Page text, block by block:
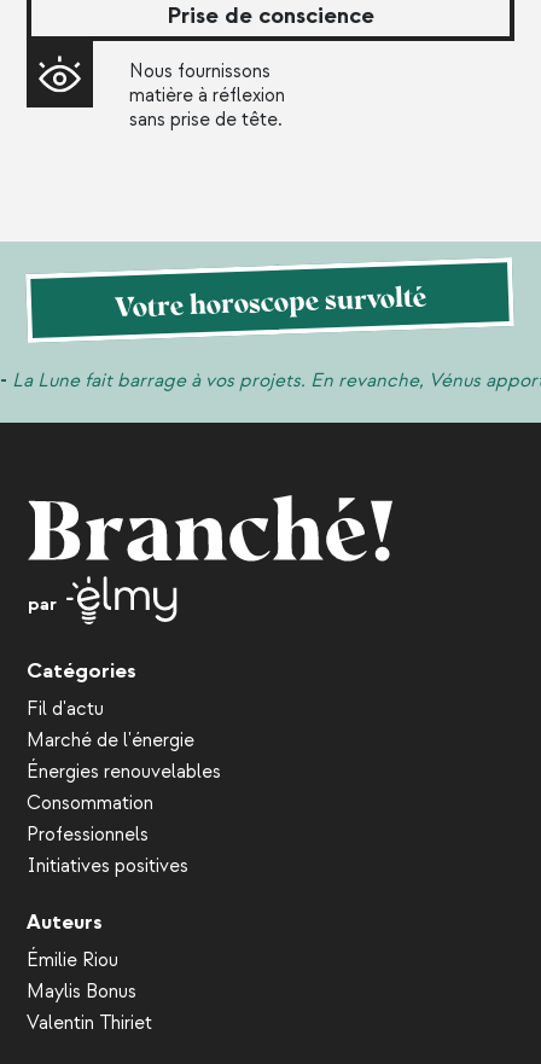
Prise de conscience
Nous fournissons
matière à réflexion
sans prise de tête.
Votre horoscope survolté
barrage à vos projets. En revanche, Vénus apporte de l’eau
par
Catégories
Fil d'actu
Marché de l'énergie
Énergies renouvelables
Consommation
Professionnels
Initiatives positives
Auteurs
Émilie Riou
Maylis Bonus
Valentin Thiriet